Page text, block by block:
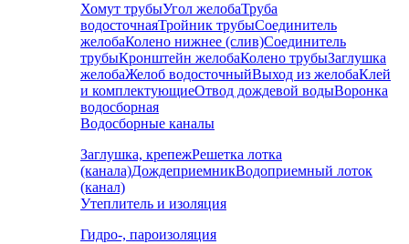
Хомут трубыУгол желобаТруба
водосточнаяТройник трубыСоединитель
желобаКолено нижнее (слив)Соединитель
трубыКронштейн желобаКолено трубыЗаглушка
желобаЖелоб водосточныйВыход из желобаКлей
и комплектующиеОтвод дождевой водыВоронка
водосборная
Водосборные каналы
Заглушка, крепежРешетка лотка
(канала)ДождеприемникВодоприемный лоток
(канал)
Утеплитель и изоляция
Гидро-, пароизоляция